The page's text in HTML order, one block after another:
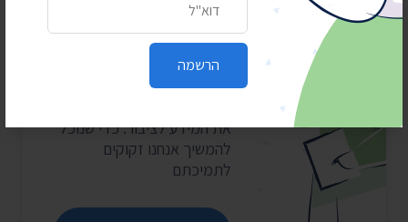
הרשמה
מאבקים משפטיים
עולים כסף
התנועה לחופש המידע מובילה
את המידע לציבור. כדי שנוכל
להמשיך אנחנו זקוקים
לתמיכתם